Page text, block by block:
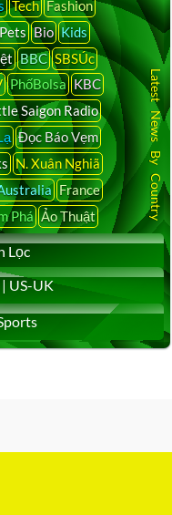
Tech Fashion
Pets Bio Kids
BBC SBSÚc
PhốBolsa KBC
Saigon Radio
Đọc Báo Vẹm
N. Xuân Nghiã
France
Phá Ảo Thuật
Lọc
US-UK
Latest News By Country